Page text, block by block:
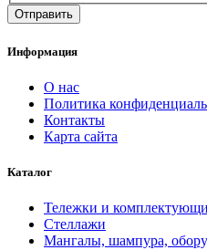
Информация
О нас
Политика
Контакты
Карта сайта
Каталог
Тележки и
Стеллажи
Мангалы, шампура,